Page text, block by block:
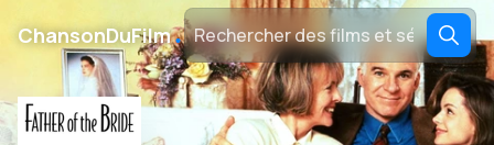
ChansonDuFilm․